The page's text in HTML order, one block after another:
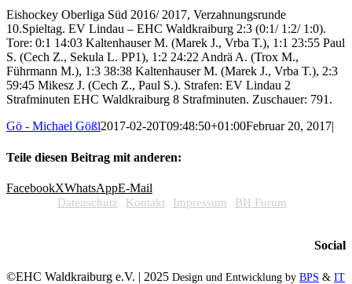
Eishockey Oberliga Süd 2016/ 2017, Verzahnungsrunde
10.Spieltag. EV Lindau – EHC Waldkraiburg 2:3 (0:1/ 1:2/ 1:0).
Tore: 0:1 14:03 Kaltenhauser M. (Marek J., Vrba T.), 1:1 23:55 Paul
S. (Cech Z., Sekula L. PP1), 1:2 24:22 Andrä A. (Trox M.,
Führmann M.), 1:3 38:38 Kaltenhauser M. (Marek J., Vrba T.), 2:3
59:45 Mikesz J. (Cech Z., Paul S.). Strafen: EV Lindau 2
Strafminuten EHC Waldkraiburg 8 Strafminuten. Zuschauer: 791.
Gö - Michael Gößl2017-02-20T09:48:50+01:00Februar 20, 2017|
Teile diesen Beitrag mit anderen:
FacebookXWhatsAppE-Mail
Social
Datenschutz Kontakt Impressum BH Forum
©EHC Waldkraiburg e.V. | 2025 Design und Entwicklung by BPS & IT